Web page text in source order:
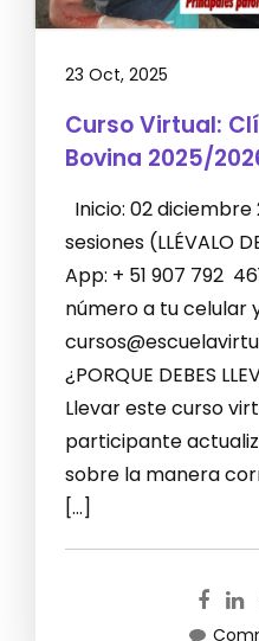
23 Oct, 2025
Curso Virtual:
Bovina 2025/
Inicio: 02
sesiones (LLÉVALO
App: + 51 907 792
número a tu celular
¿PORQUE DEBES
Llevar este curso
participante
sobre la manera
[…]